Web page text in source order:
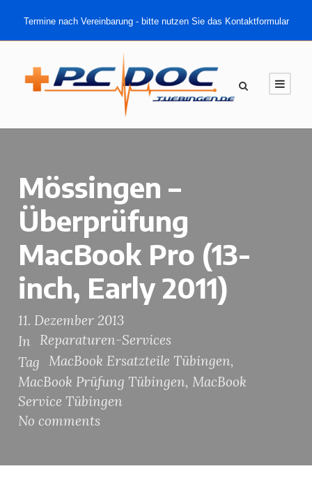
Termine nach Vereinbarung - bitte nutzen Sie das Kontaktformular
Mössingen –
Überprüfung
MacBook Pro (13-
inch, Early 2011)
11. Dezember 2013
In
Reparaturen-Services
Tag
MacBook Ersatzteile Tübingen,
MacBook Prüfung Tübingen, MacBook
Service Tübingen
No comments